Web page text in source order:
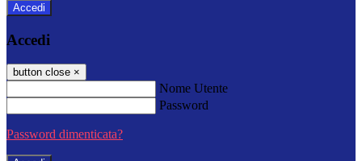
Accedi
Accedi
button close ×
Nome Utente
Password
Password dimenticata?